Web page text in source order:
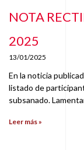
NOTA
2025
13/01/2025
En la noticia
listado de
subsanado.
Leer más »